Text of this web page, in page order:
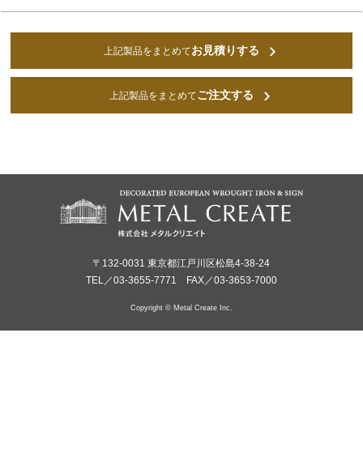
上記製品をまとめてお見積りする
上記製品をまとめてご注文する
〒132-0031 東京都江戸川区松島4-38-24
TEL／03-3655-7771 FAX／03-3653-7000
Copyright © Metal Create Inc.